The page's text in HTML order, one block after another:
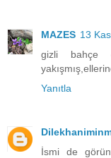
MAZES 13
gizli bahçe
Yanıtla
İsmi de